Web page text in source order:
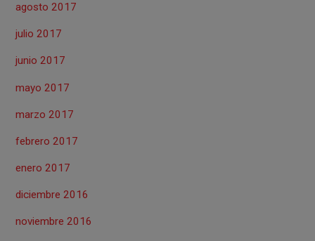
agosto 2017
julio 2017
junio 2017
mayo 2017
marzo 2017
febrero 2017
enero 2017
diciembre 2016
noviembre 2016